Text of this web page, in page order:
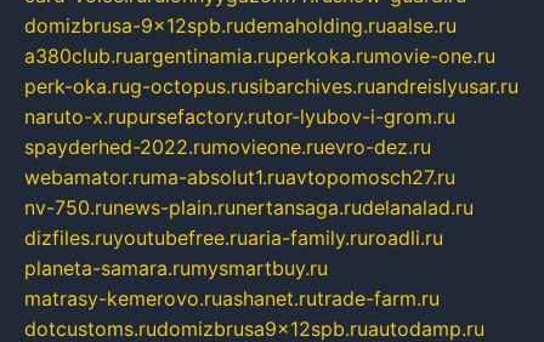
domizbrusa-9x12spb.rudemaholding.ruaalse.ru
a380club.ruargentinamia.ruperkoka.rumovie-one.ru
perk-oka.rug-octopus.rusibarchives.ruandreislyusar.ru
naruto-x.rupursefactory.rutor-lyubov-i-grom.ru
spayderhed-2022.rumovieone.ruevro-dez.ru
webamator.ruma-absolut1.ruavtopomosch27.ru
nv-750.runews-plain.runertansaga.rudelanalad.ru
dizfiles.ruyoutubefree.ruaria-family.ruroadli.ru
planeta-samara.rumysmartbuy.ru
matrasy-kemerovo.ruashanet.rutrade-farm.ru
dotcustoms.rudomizbrusa9x12spb.ruautodamp.ru